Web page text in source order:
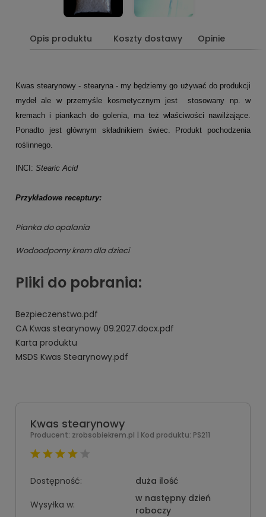
Opis produktu Koszty dostawy Opinie
Kwas stearynowy - stearyna - my będziemy go używać do produkcji
mydeł ale w przemyśle kosmetycznym jest stosowany np. w
kremach i piankach do golenia, ma też właściwości nawilżające.
Ponadto jest głównym składnikiem świec. Produkt pochodzenia
roślinnego.
INCI: Stearic Acid
Przykładowe receptury:
Pianka do opalania
Wodoodporny krem dla dzieci
Pliki do pobrania:
Bezpieczenstwo.pdf
CA Kwas stearynowy 09.2027.docx.pdf
Karta produktu
MSDS Kwas Stearynowy.pdf
Kwas stearynowy
Producent: zrobsobiekrem.pl | Kod produktu: PS211
Dostępność:
duża ilość
Wysyłka w:
w następny dzień
roboczy